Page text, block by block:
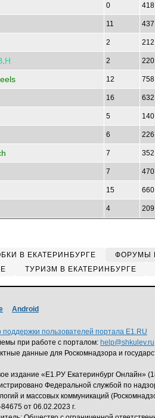
0 418
11 437
2 212
Н 2 220
12 758
16 632
5 140
6 226
7 352
7 470
15 660
4 209
В ЕКАТЕРИНБУРГЕ ФОРУМЫ
ТУРИЗМ В ЕКАТЕРИНБУРГЕ
Android
поддержки пользователей портала E1.RU
при работе с порталом: help@shkulev.ru
данные для Роскомнадзора и
издание «Е1.РУ Екатеринбург Онлайн»
Федеральной службой по
и массовых коммуникаций
от 06.02.2023 г.